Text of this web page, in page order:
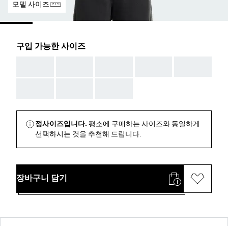
모델 사이즈
구입 가능한 사이즈
정사이즈입니다. 평소에 구매하는 사이즈와 동일하게
선택하시는 것을 추천해 드립니다.
장바구니 담기